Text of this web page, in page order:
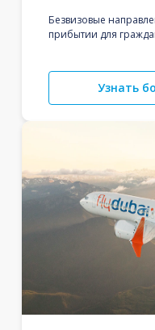
Безвизовые
прибытии для
Узнать